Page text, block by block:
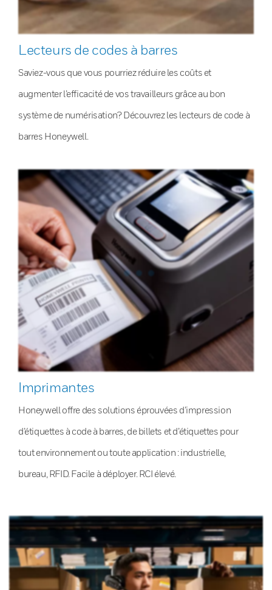
Lecteurs de codes à barres
Saviez-vous que vous pourriez réduire les coûts et
augmenter l’efficacité de vos travailleurs grâce au bon
système de numérisation? Découvrez les lecteurs de code à
barres Honeywell.
Imprimantes
Honeywell offre des solutions éprouvées d’impression
d’étiquettes à code à barres, de billets et d’étiquettes pour
tout environnement ou toute application : industrielle,
bureau, RFID. Facile à déployer. RCI élevé.